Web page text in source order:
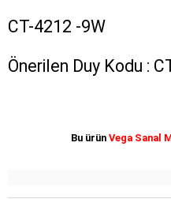
CT-4212 -9W
Önerilen Duy Kodu :
Bu ürün Vega Sanal